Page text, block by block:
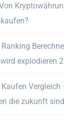
explodieren
Vergleich
die zukunft